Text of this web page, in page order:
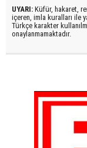
UYARI: Küfür, hakaret,
içeren, imla kuralları ile
Türkçe karakter
onaylanmamaktadır.